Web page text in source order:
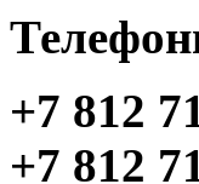
+7 812
+7 812